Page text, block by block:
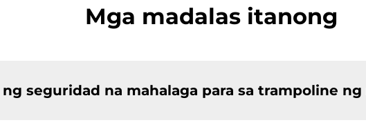
Mga madalas itanong
seguridad na mahalaga para sa trampoline ng